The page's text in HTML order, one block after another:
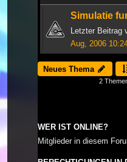
Simulatie
Letzter Beitrag
Aug, 2006
Neues Thema
2
WER IST ONLINE?
Mitglieder in diesem